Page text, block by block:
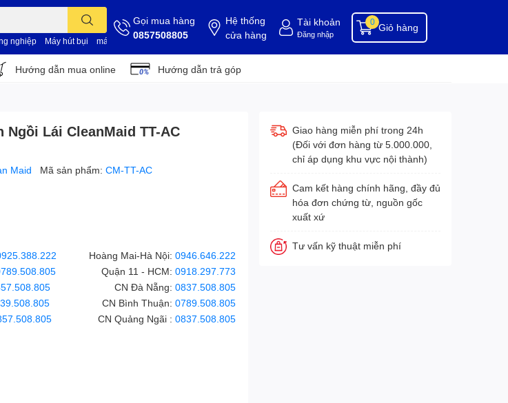
nghiệp Máy hút bụi máy vệ sinh nhà xưởng dụng cụ buồng phòng dụng cụ vệ sinh hóa chất tẩy rửa hóa chất vệ sinh
Gọi mua hàng
0857508805
Hệ thống
cửa hàng
Tài khoản
Đăng nhập
Giỏ hàng
0
Hướng dẫn mua online Hướng dẫn trả góp
Ngồi Lái CleanMaid TT-AC
Maid Mã sản phẩm:CM-TT-AC
Hoàng Mai-Hà Nội:0946.646.222
Quận 11 - HCM:0918.297.773
CN Đà Nẵng:0837.508.805
CN Bình Thuận:0789.508.805
CN Quảng Ngãi :0837.508.805
Giao hàng miễn phí trong 24h
(Đối với đơn hàng từ 5.000.000,
chỉ áp dụng khu vực nội thành)
Cam kết hàng chính hãng, đầy đủ
hóa đơn chứng từ, nguồn gốc
xuất xứ
Tư vấn kỹ thuật miễn phí